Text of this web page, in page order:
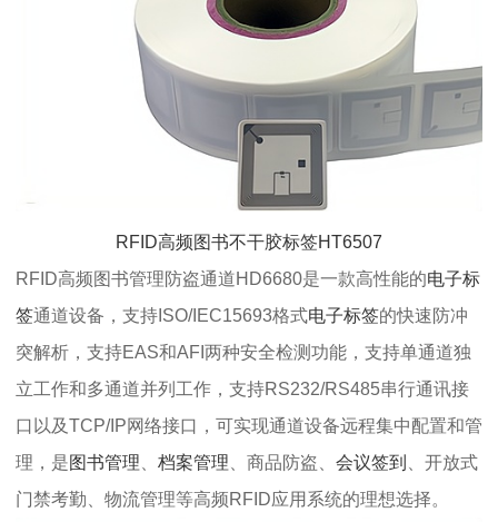
RFID高频图书不干胶标签HT6507
RFID高频图书管理防盗通道HD6680是一款高性能的电子标
签通道设备，支持ISO/IEC15693格式电子标签的快速防冲
突解析，支持EAS和AFI两种安全检测功能，支持单通道独
立工作和多通道并列工作，支持RS232/RS485串行通讯接
口以及TCP/IP网络接口，可实现通道设备远程集中配置和管
理，是图书管理 档案管理 、商品防盗、 会议签到
、开放式
门禁考勤、物流管理等高频RFID应用系统的理想选择。